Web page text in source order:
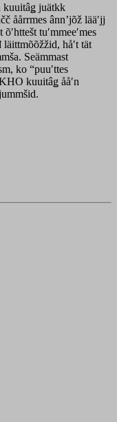
kuuitâǥ juätkk
åårrmes ânnʼjõž lääʹjj
tuʹmmeeʹmes
läittmõõžžid, håʹt tät
Seämmast
ko “puuʹttes
kuuitâǥ ååʹn